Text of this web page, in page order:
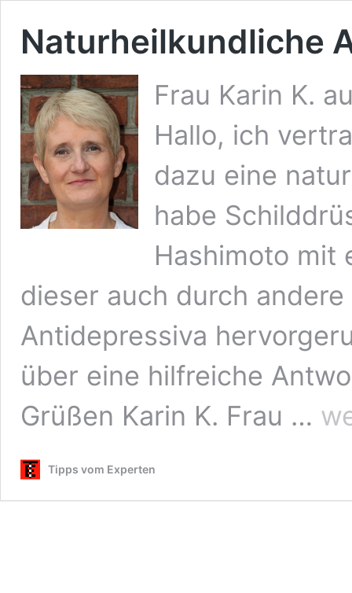
Naturheilkundliche
Frau Karin K.
Hallo, ich
dazu eine
habe
Hashimoto mit
dieser auch durch
Antidepressiva
über eine hilfreiche
Grüßen Karin K. Frau …
Tipps vom Experten